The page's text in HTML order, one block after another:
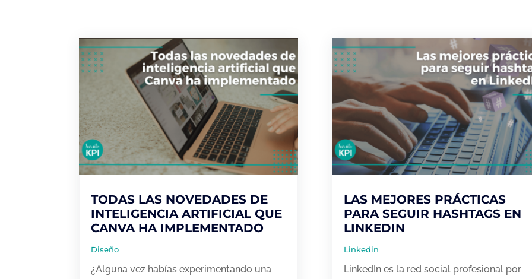
TODAS LAS NOVEDADES DE
INTELIGENCIA ARTIFICIAL QUE
CANVA HA IMPLEMENTADO
Diseño
¿Alguna vez habías experimentando una
LAS MEJORES PRÁCTICAS
PARA SEGUIR HASHTAGS EN
LINKEDIN
Linkedin
LinkedIn es la red social profesional por